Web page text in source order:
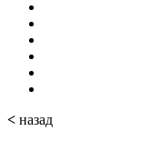
< назад